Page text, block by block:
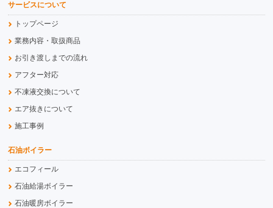
サービスについて
トップページ
業務内容・取扱商品
お引き渡しまでの流れ
アフター対応
不凍液交換について
エア抜きについて
施工事例
石油ボイラー
エコフィール
石油給湯ボイラー
石油暖房ボイラー